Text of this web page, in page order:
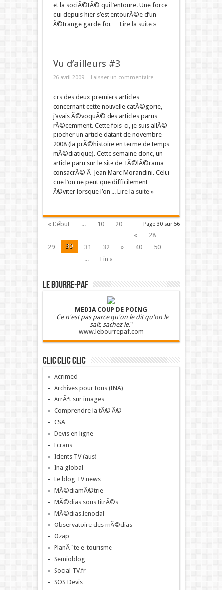
et la sociÃ©tÃ© qui l’entoure. Une force
qui depuis hier s’est entourÃ©e d’un
Ã©trange garde fou… Lire la suite »
Vu d’ailleurs #3
26 avril 2009 Laisser un commentaire
ors des deux premiers articles
concernant cette nouvelle catÃ©gorie,
j’avais Ã©voquÃ© des articles parus
rÃ©cemment. Cette fois-ci, je suis allÃ©
piocher un article datant de novembre
2008 (la prÃ©histoire en terme de temps
mÃ©diatique). Cette semaine donc, un
article paru sur le site de TÃ©lÃ©rama
consacrÃ© Ã Jean Marc Morandini. Celui
que l’on ne peut que difficilement
Ã©viter lorsque l’on ... Lire la suite »
Page 30 sur 56
« Début ... 10
20
«
28
29
30 31 32 » 40
50
...
Fin »
LE BOURRE-PAF
MEDIA COUP DE POING
"Ce n'est pas parce qu'on le dit qu'on le
sait, sachez le."
www.lebourrepaf.com
Clic clic clic
Acrimed
Archives pour tous (INA)
ArrÃªt sur images
Comprendre la tÃ©lÃ©
CSA
Devis en ligne
Ecrans
Idents TV (aus)
Ina global
Le blog TV news
MÃ©diamÃ©trie
MÃ©dias sous titrÃ©s
MÃ©dias.lenodal
Observatoire des mÃ©dias
Ozap
PlanÃ¨te e-tourisme
Semioblog
Social TV.fr
SOS Devis